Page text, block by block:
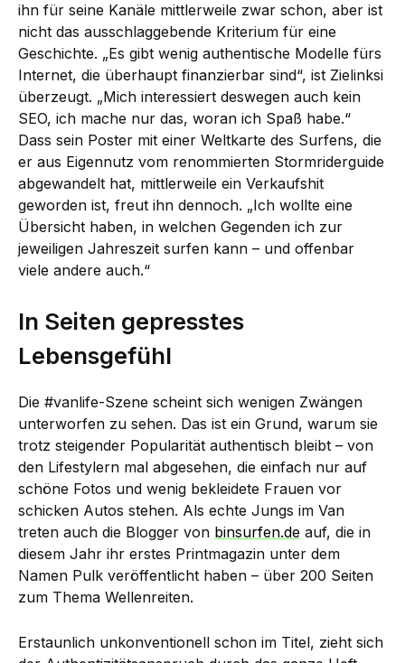
ihn für seine Kanäle mittlerweile zwar schon, aber ist
nicht das ausschlaggebende Kriterium für eine
Geschichte. „Es gibt wenig authentische Modelle fürs
Internet, die überhaupt finanzierbar sind“, ist Zielinksi
überzeugt. „Mich interessiert deswegen auch kein
SEO, ich mache nur das, woran ich Spaß habe.“
Dass sein Poster mit einer Weltkarte des Surfens, die
er aus Eigennutz vom renommierten Stormriderguide
abgewandelt hat, mittlerweile ein Verkaufshit
geworden ist, freut ihn dennoch. „Ich wollte eine
Übersicht haben, in welchen Gegenden ich zur
jeweiligen Jahreszeit surfen kann – und offenbar
viele andere auch.“
In Seiten gepresstes
Lebensgefühl
Die #vanlife-Szene scheint sich wenigen Zwängen
unterworfen zu sehen. Das ist ein Grund, warum sie
trotz steigender Popularität authentisch bleibt – von
den Lifestylern mal abgesehen, die einfach nur auf
schöne Fotos und wenig bekleidete Frauen vor
schicken Autos stehen. Als echte Jungs im Van
treten auch die Blogger von binsurfen.de auf, die in
diesem Jahr ihr erstes Printmagazin unter dem
Namen Pulk veröffentlicht haben – über 200 Seiten
zum Thema Wellenreiten.
Erstaunlich unkonventionell schon im Titel, zieht sich